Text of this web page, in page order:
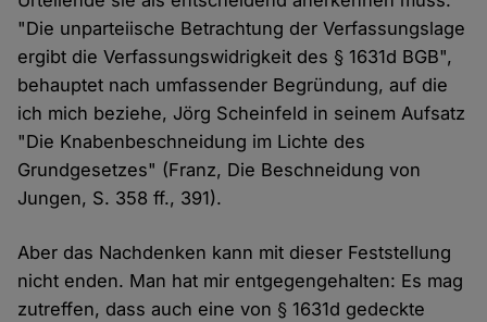
"Die unparteiische Betrachtung der Verfassungslage
ergibt die Verfassungswidrigkeit des § 1631d BGB",
behauptet nach umfassender Begründung, auf die
ich mich beziehe, Jörg Scheinfeld in seinem Aufsatz
"Die Knabenbeschneidung im Lichte des
Grundgesetzes" (Franz, Die Beschneidung von
Jungen, S. 358 ff., 391).
Aber das Nachdenken kann mit dieser Feststellung
nicht enden. Man hat mir entgegengehalten: Es mag
zutreffen, dass auch eine von § 1631d gedeckte